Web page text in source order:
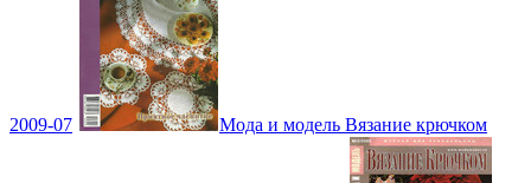
2009-07 Мода и модель Вязание крючком